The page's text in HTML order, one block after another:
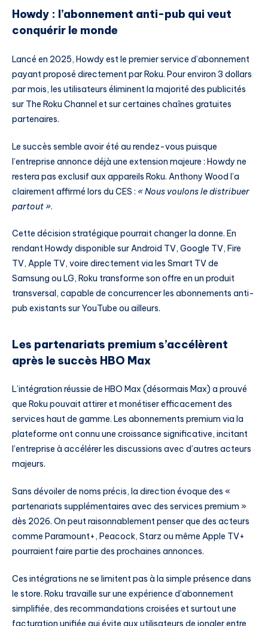
Howdy : l’abonnement anti-pub qui veut
conquérir le monde
Lancé en 2025, Howdy est le premier service d’abonnement
payant proposé directement par Roku. Pour environ 3 dollars
par mois, les utilisateurs éliminent la majorité des publicités
sur The Roku Channel et sur certaines chaînes gratuites
partenaires.
Le succès semble avoir été au rendez-vous puisque
l’entreprise annonce déjà une extension majeure : Howdy ne
restera pas exclusif aux appareils Roku. Anthony Wood l’a
clairement affirmé lors du CES : « Nous voulons le distribuer
partout ».
Cette décision stratégique pourrait changer la donne. En
rendant Howdy disponible sur Android TV, Google TV, Fire
TV, Apple TV, voire directement via les Smart TV de
Samsung ou LG, Roku transforme son offre en un produit
transversal, capable de concurrencer les abonnements anti-
pub existants sur YouTube ou ailleurs.
Les partenariats premium s’accélèrent
après le succès HBO Max
L’intégration réussie de HBO Max (désormais Max) a prouvé
que Roku pouvait attirer et monétiser efficacement des
services haut de gamme. Les abonnements premium via la
plateforme ont connu une croissance significative, incitant
l’entreprise à accélérer les discussions avec d’autres acteurs
majeurs.
Sans dévoiler de noms précis, la direction évoque des «
partenariats supplémentaires avec des services premium »
dès 2026. On peut raisonnablement penser que des acteurs
comme Paramount+, Peacock, Starz ou même Apple TV+
pourraient faire partie des prochaines annonces.
Ces intégrations ne se limitent pas à la simple présence dans
le store. Roku travaille sur une expérience d’abonnement
simplifiée, des recommandations croisées et surtout une
facturation unifiée qui évite aux utilisateurs de jongler entre